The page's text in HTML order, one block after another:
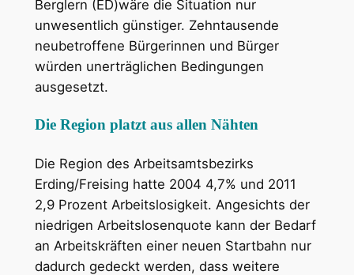
Berglern (ED)wäre die Situation nur
unwesentlich günstiger. Zehntausende
neubetroffene Bürgerinnen und Bürger
würden unerträglichen Bedingungen
ausgesetzt.
Die Region platzt aus allen Nähten
Die Region des Arbeitsamtsbezirks
Erding/Freising hatte 2004 4,7% und 2011
2,9 Prozent Arbeitslosigkeit. Angesichts der
niedrigen Arbeitslosenquote kann der Bedarf
an Arbeitskräften einer neuen Startbahn nur
dadurch gedeckt werden, dass weitere